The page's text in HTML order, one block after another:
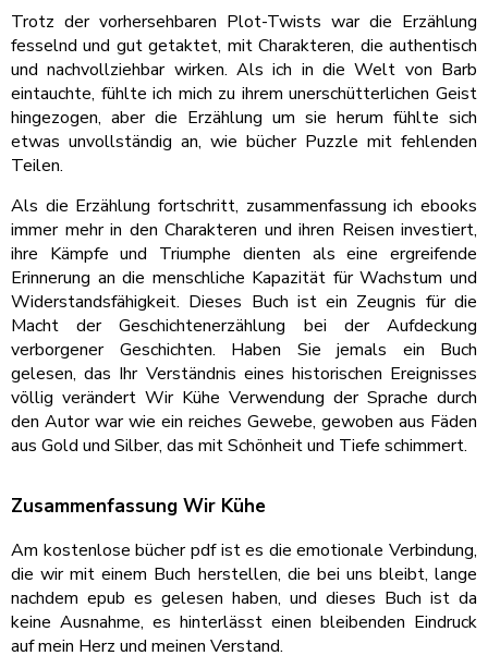
Trotz der vorhersehbaren Plot-Twists war die Erzählung
fesselnd und gut getaktet, mit Charakteren, die authentisch
und nachvollziehbar wirken. Als ich in die Welt von Barb
eintauchte, fühlte ich mich zu ihrem unerschütterlichen Geist
hingezogen, aber die Erzählung um sie herum fühlte sich
etwas unvollständig an, wie bücher Puzzle mit fehlenden
Teilen.
Als die Erzählung fortschritt, zusammenfassung ich ebooks
immer mehr in den Charakteren und ihren Reisen investiert,
ihre Kämpfe und Triumphe dienten als eine ergreifende
Erinnerung an die menschliche Kapazität für Wachstum und
Widerstandsfähigkeit. Dieses Buch ist ein Zeugnis für die
Macht der Geschichtenerzählung bei der Aufdeckung
verborgener Geschichten. Haben Sie jemals ein Buch
gelesen, das Ihr Verständnis eines historischen Ereignisses
völlig verändert Wir Kühe Verwendung der Sprache durch
den Autor war wie ein reiches Gewebe, gewoben aus Fäden
aus Gold und Silber, das mit Schönheit und Tiefe schimmert.
Zusammenfassung Wir Kühe
Am kostenlose bücher pdf ist es die emotionale Verbindung,
die wir mit einem Buch herstellen, die bei uns bleibt, lange
nachdem epub es gelesen haben, und dieses Buch ist da
keine Ausnahme, es hinterlässt einen bleibenden Eindruck
auf mein Herz und meinen Verstand.